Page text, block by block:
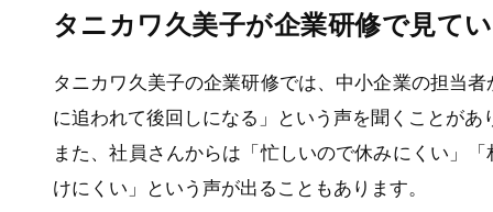
タニカワ久美子が企業研修で見て
タニカワ久美子の企業研修では、中小企業の担当
に追われて後回しになる」という声を聞くことがあ
また、社員さんからは「忙しいので休みにくい」
けにくい」という声が出ることもあります。